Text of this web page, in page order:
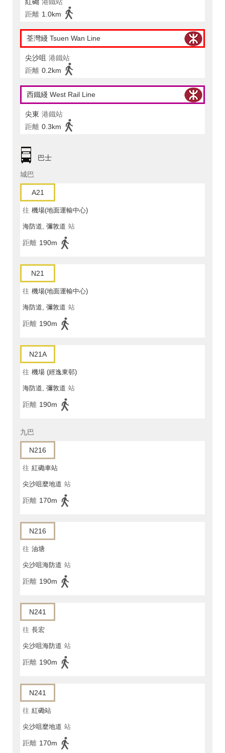
紅磡 港鐵站
距離 1.0km
荃灣綫 Tsuen Wan Line
尖沙咀 港鐵站
距離 0.2km
西鐵綫 West Rail Line
尖東 港鐵站
距離 0.3km
巴士
城巴
A21
往 機場(地面運輸中心)
海防道, 彌敦道 站
距離 190m
N21
往 機場(地面運輸中心)
海防道, 彌敦道 站
距離 190m
N21A
往 機場 (經逸東邨)
海防道, 彌敦道 站
距離 190m
九巴
N216
往 紅磡車站
尖沙咀麼地道 站
距離 170m
N216
往 油塘
尖沙咀海防道 站
距離 190m
N241
往 長宏
尖沙咀海防道 站
距離 190m
N241
往 紅磡站
尖沙咀麼地道 站
距離 170m